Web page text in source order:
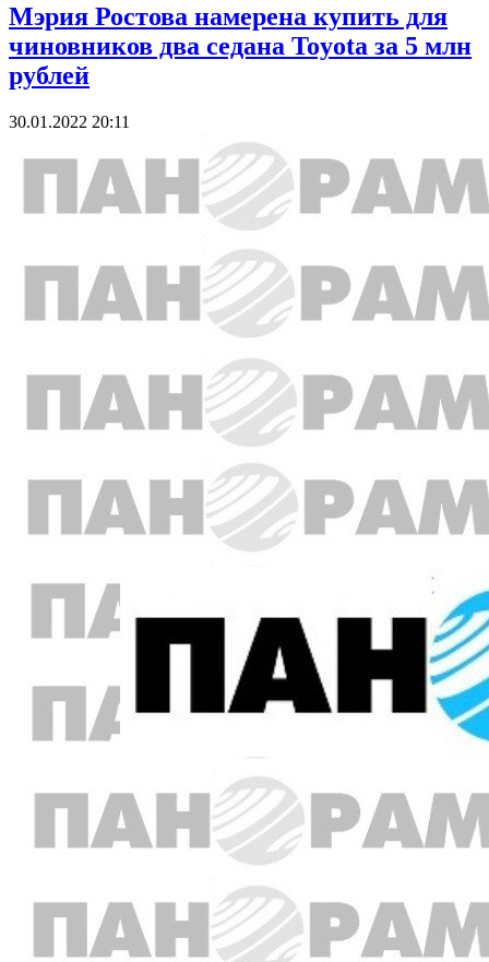
Мэрия Ростова намерена купить для
чиновников два седана Toyota за 5 млн
рублей
30.01.2022 20:11